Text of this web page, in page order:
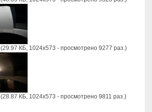
(29.97 КБ, 1024x573 - просмотрено 9277 раз.)
(28.87 КБ, 1024x573 - просмотрено 9811 раз.)